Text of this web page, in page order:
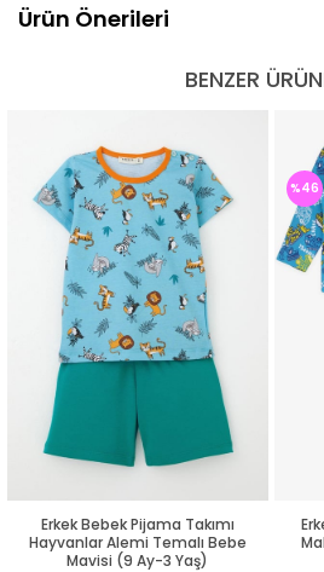
Ürün Önerileri
BENZER
Erkek Bebek Pijama Takımı
Hayvanlar Alemi Temalı Bebe
Mavisi (9 Ay-3 Yaş)
%46